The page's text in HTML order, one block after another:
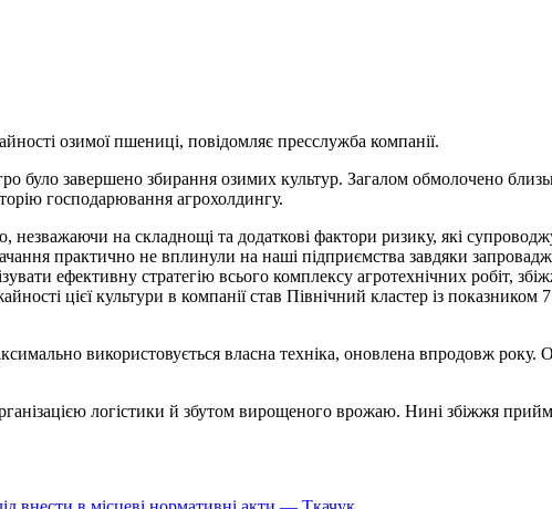
озимої пшениці, повідомляє пресслужба компанії.
було завершено збирання озимих культур. Загалом обмолочено
господарювання агрохолдингу.
на складнощі та додаткові фактори ризику, які
практично не вплинули на наші підприємства завдяки
ефективну стратегію всього комплексу агротехнічних робіт,
цієї культури в компанії став Північний кластер із
використовується власна техніка, оновлена впродовж року.
логістики й збутом вирощеного врожаю. Нині збіжжя